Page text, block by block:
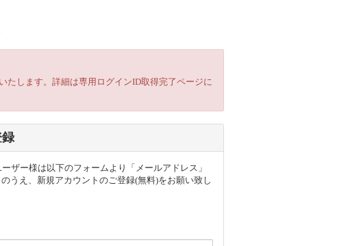
たします。詳細は専用ログインID取得完了ページに
ザー様は以下のフォームより「メールアドレス」
のうえ、新規アカウントのご登録(無料)をお願い致し